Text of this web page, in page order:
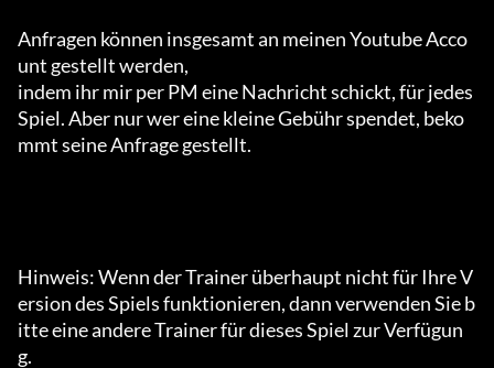
Anfragen können insgesamt an meinen Youtube Acco
unt gestellt werden,
indem ihr mir per PM eine Nachricht schickt, für jedes
Spiel. Aber nur wer eine kleine Gebühr spendet, beko
mmt seine Anfrage gestellt.
Hinweis: Wenn der Trainer überhaupt nicht für Ihre V
ersion des Spiels funktionieren, dann verwenden Sie b
itte eine andere Trainer für dieses Spiel zur Verfügun
g.